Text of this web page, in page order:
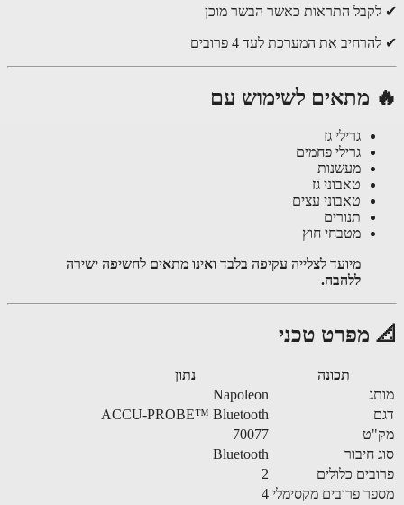
התראות כאשר הבשר מוכן
את המערכת לעד 4 פרובים
מתאים לשימוש עם
גרילי גז
גרילי פחמים
מעשנות
טאבוני גז
טאבוני עצים
תנורים
מטבחי חוץ
מיועד לצלייה עקיפה בלבד ואינו מתאים לחשיפה ישירה
ללהבה.
מפרט טכני
תכונה
Napoleon
ACCU-PROBE™ Bluetooth
70077
חיבור
Bluetooth
כלולים
פרובים מקסימלי 4